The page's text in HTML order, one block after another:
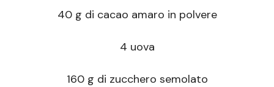
40 g di cacao amaro in polvere
4 uova
160 g di zucchero semolato